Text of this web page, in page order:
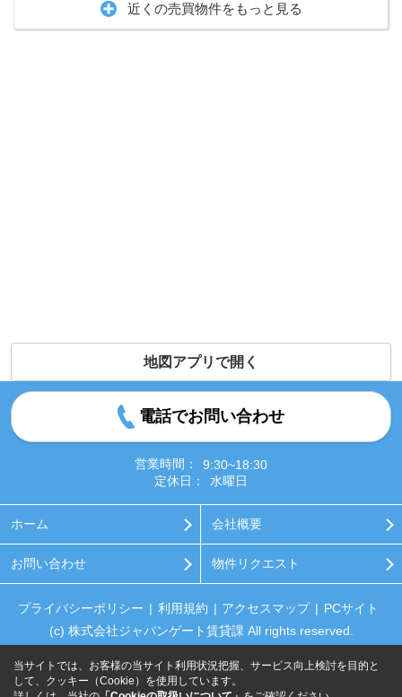
近くの売買物件をもっと見る
地図アプリで開く
電話でお問い合わせ
営業時間：
9:30~18:30
定休日：
水曜日
ホーム 会社概要
お問い合わせ 物件リクエスト
プライバシーポリシー 利用規約 アクセスマップ
PCサイト
(c) 株式会社ジャパンゲート賃貸課 All rights reserved.
当サイトでは、お客様の当サイト利用状況把握、サービス向上検討を目的と
して、クッキー（Cookie）を使用しています。